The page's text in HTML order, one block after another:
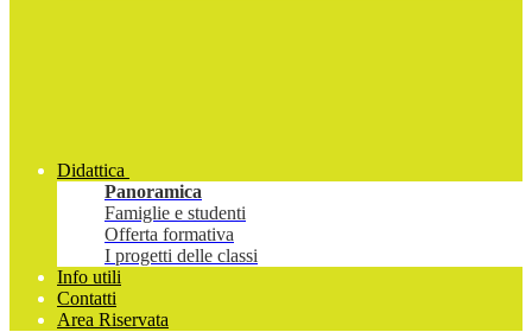
Didattica
Panoramica
Famiglie e studenti
Offerta formativa
I progetti delle classi
Info utili
Contatti
Area Riservata